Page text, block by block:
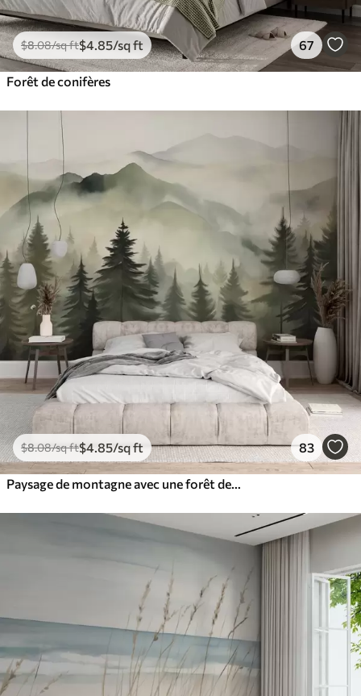
$8.08/sq ft$4 .85/sq ft 67
Forêt de conifères
$8.08/sq ft$4 .85/sq ft 83